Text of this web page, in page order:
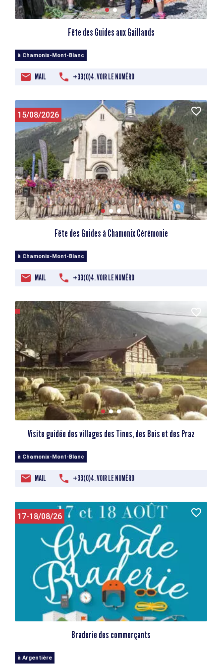
Fête des Guides aux Gaillands
à Chamonix-Mont-Blanc
MAIL +33(0)4. VOIR LE NUMÉRO
15/08/2026
Fête des Guides à Chamonix Cérémonie
à Chamonix-Mont-Blanc
MAIL +33(0)4. VOIR LE NUMÉRO
Visite guidée des villages des Tines, des Bois et des Praz
à Chamonix-Mont-Blanc
MAIL +33(0)4. VOIR LE NUMÉRO
17-18/08/26
Braderie des commerçants
à Argentière